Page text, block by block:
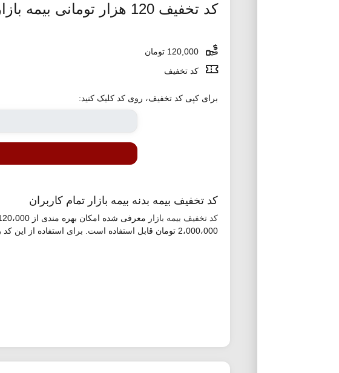
کد تخفیف 120 هزار تومانی بیمه بازار
کد تخفیف
برای کپی کد تخفیف، روی کد کلیک کنید:
کد تخفیف بیمه بدنه بیمه بازار تمام کاربران
کد تخفیف بیمه بازار
2،000،000 تومان قابل استفاده است. برای استفاده از این کد روی گزینه «استفاده از کد تخفیف» کلیک کنید.